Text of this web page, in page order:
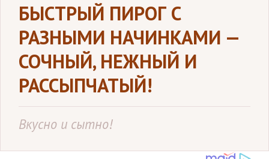
БЫСТРЫЙ ПИРОГ С
РАЗНЫМИ НАЧИНКАМИ —
СОЧНЫЙ, НЕЖНЫЙ И
РАССЫПЧАТЫЙ!
Вкусно и сытно!